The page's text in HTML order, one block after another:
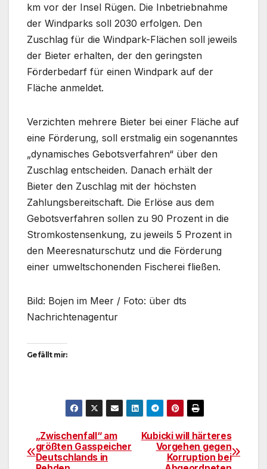
km vor der Insel Rügen. Die Inbetriebnahme
der Windparks soll 2030 erfolgen. Den
Zuschlag für die Windpark-Flächen soll jeweils
der Bieter erhalten, der den geringsten
Förderbedarf für einen Windpark auf der
Fläche anmeldet.
Verzichten mehrere Bieter bei einer Fläche auf
eine Förderung, soll erstmalig ein sogenanntes
„dynamisches Gebotsverfahren“ über den
Zuschlag entscheiden. Danach erhält der
Bieter den Zuschlag mit der höchsten
Zahlungsbereitschaft. Die Erlöse aus dem
Gebotsverfahren sollen zu 90 Prozent in die
Stromkostensenkung, zu jeweils 5 Prozent in
den Meeresnaturschutz und die Förderung
einer umweltschonenden Fischerei fließen.
Bild: Bojen im Meer / Foto: über dts
Nachrichtenagentur
Gefällt mir:
Beitragsnavigation
Kubicki will härteres
Vorgehen gegen
Korruption bei
„Zwischenfall“ am
größten Gasspeicher
Deutschlands in